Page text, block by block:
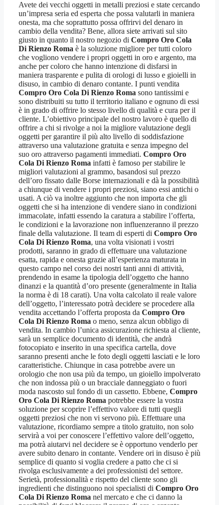
Avete dei vecchi oggetti in metalli preziosi e state cercando
un’impresa seria ed esperta che possa valutarli in maniera
onesta, ma che soprattutto possa offrirvi del denaro in
cambio della vendita? Bene, allora siete arrivati sul sito
giusto in quanto il nostro negozio di Compro Oro Cola
Di Rienzo Roma è la soluzione migliore per tutti coloro
che vogliono vendere i propri oggetti in oro e argento, ma
anche per coloro che hanno intenzione di disfarsi in
maniera trasparente e pulita di orologi di lusso e gioielli in
disuso, in cambio di denaro contante. I punti vendita
Compro Oro Cola Di Rienzo Roma sono tantissimi e
sono distribuiti su tutto il territorio italiano e ognuno di essi
è in grado di offrire lo stesso livello di qualità e cura per il
cliente. L’obiettivo principale del nostro lavoro è quello di
offrire a chi si rivolge a noi la migliore valutazione degli
oggetti per garantire il più alto livello di soddisfazione
attraverso una valutazione gratuita e senza impegno del
suo oro attraverso pagamenti immediati. Compro Oro
Cola Di Rienzo Roma infatti è famoso per stabilire le
migliori valutazioni al grammo, basandosi sul prezzo
dell’oro fissato dalle Borse internazionali e dà la possibilità
a chiunque di vendere i propri preziosi, siano essi antichi o
usati. A ciò va inoltre aggiunto che non importa che gli
oggetti che si ha intenzione di vendere siano in condizioni
immacolate, infatti essendo la caratura a stabilire l’offerta,
le condizioni e la lavorazione non influenzeranno il prezzo
finale della valutazione. Il team di esperti di Compro Oro
Cola Di Rienzo Roma, una volta visionati i vostri
prodotti, saranno in grado di effettuare una valutazione
esatta, rapida e onesta grazie all’esperienza maturata in
questo campo nel corso dei nostri tanti anni di attività,
prendendo in esame la tipologia dell’oggetto che hanno
dinanzi e la quantità d’oro presente (generalmente in Italia
la norma è di 18 carati). Una volta calcolato il reale valore
dell’oggetto, l’interessato potrà decidere se procedere alla
vendita accettando l’offerta proposta da Compro Oro
Cola Di Rienzo Roma o meno, senza alcun obbligo di
vendita. In cambio l’unica assicurazione richiesta al cliente,
sarà un semplice documento di identità, che andrà
fotocopiato e inserito in una specifica cartella, dove
saranno presenti anche le foto degli oggetti lasciati e le loro
caratteristiche. Chiunque in casa potrebbe avere un
orologio che non usa più da tempo, un gioiello impolverato
che non indossa più o un bracciale danneggiato o fuori
moda nascosto sul fondo di un cassetto. Ebbene, Compro
Oro Cola Di Rienzo Roma potrebbe essere la vostra
soluzione per scoprire l’effettivo valore di tutti quegli
oggetti preziosi che non vi servono più. Effettuare una
valutazione, ricordiamo sempre a titolo gratuito, non solo
servirà a voi per conoscere l’effettivo valore dell’oggetto,
ma potrà aiutarvi nel decidere se è opportuno venderlo per
avere subito denaro in contante. Vendere ori in disuso è più
semplice di quanto si voglia credere a patto che ci si
rivolga esclusivamente a dei professionisti del settore.
Serietà, professionalità e rispetto del cliente sono gli
ingredienti che distinguono noi specialisti di Compro Oro
Cola Di Rienzo Roma nel mercato e che ci danno la